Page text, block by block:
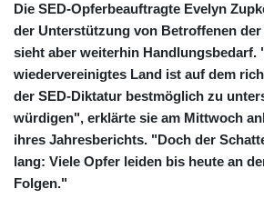
Die SED-Opferbeauftragte Evelyn
der Unterstützung von Betroffenen
sieht aber weiterhin Handlungsbedarf.
wiedervereinigtes Land ist auf dem
der SED-Diktatur bestmöglich zu
würdigen", erklärte sie am Mittwoch
ihres Jahresberichts. "Doch der
lang: Viele Opfer leiden bis heute an
Folgen."